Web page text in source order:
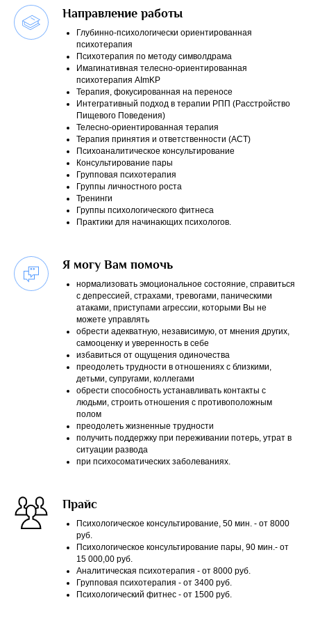
Направление работы
Глубинно-психологически ориентированная
психотерапия
Психотерапия по методу символдрама
Имагинативная телесно-ориентированная
психотерапия AImKP
Терапия, фокусированная на переносе
Интегративный подход в терапии РПП (Расстройство
Пищевого Поведения)
Телесно-ориентированная терапия
Терапия принятия и ответственности (АСТ)
Психоаналитическое консультирование
Консультирование пары
Групповая психотерапия
Группы личностного роста
Тренинги
Группы психологического фитнеса
Практики для начинающих психологов.
Я могу Вам помочь
нормализовать эмоциональное состояние, справиться
с депрессией, страхами, тревогами, паническими
атаками, приступами агрессии, которыми Вы не
можете управлять
обрести адекватную, независимую, от мнения других,
самооценку и уверенность в себе
избавиться от ощущения одиночества
преодолеть трудности в отношениях с близкими,
детьми, супругами, коллегами
обрести способность устанавливать контакты с
людьми, строить отношения с противоположным
полом
преодолеть жизненные трудности
получить поддержку при переживании потерь, утрат в
ситуации развода
при психосоматических заболеваниях.
Прайс
Психологическое консультирование, 50 мин. - от 8000
руб.
Психологическое консультирование пары, 90 мин.- от
15 000,00 руб.
Аналитическая психотерапия - от 8000 руб.
Групповая психотерапия - от 3400 руб.
Психологический фитнес - от 1500 руб.